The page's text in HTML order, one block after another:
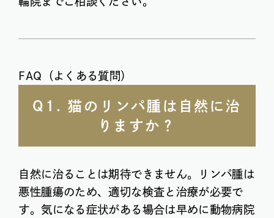
FAQ（よくある質問）
Q1. 猫のリンパ腫は自然に治
りますか？
自然に治ることは期待できません。リンパ腫は
悪性腫瘍のため、適切な検査と治療が必要で
す。気になる症状がある場合は早めに動物病院